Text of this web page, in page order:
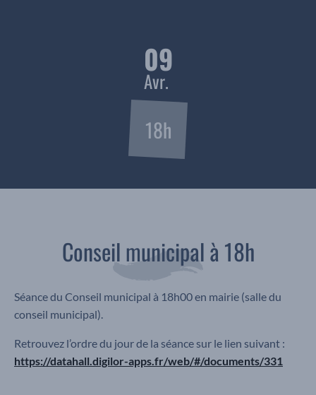
09
Avr.
18h
Conseil municipal à 18h
Séance du Conseil municipal à 18h00 en mairie (salle du
conseil municipal).
Retrouvez l’ordre du jour de la séance sur le lien suivant :
https://datahall.digilor-apps.fr/web/#/documents/331